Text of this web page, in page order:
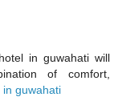
in guwahati will
of comfort,
guwahati